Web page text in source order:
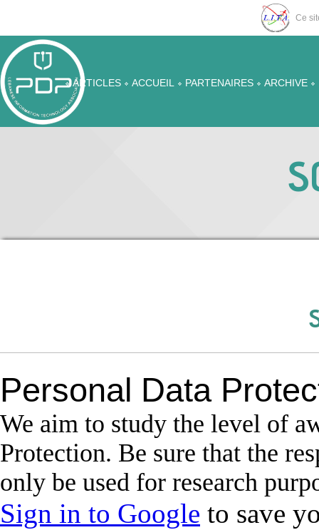
Ce
ARTICLES ACCUEIL PARTENAIRES ARCHIVE